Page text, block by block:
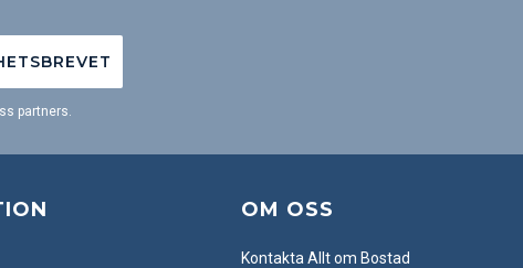
partners.
OM OSS
Kontakta Allt om Bostad